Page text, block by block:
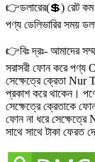
👉ডলারের(💲) রেট কম
পণ্য ডেলিভারির সময়
👉বিঃ দ্রঃ- আমাদের
সরাসরী ফোন করে পণ্য
সেক্ষেত্রে ক্রেতা Nur
প্রকাশ করে থাকেন।
সেক্ষেত্রে ক্রেতাকে
ফোন না ধরে সেক্ষেত্রে
সাথে সাথে টাকা ফেরত